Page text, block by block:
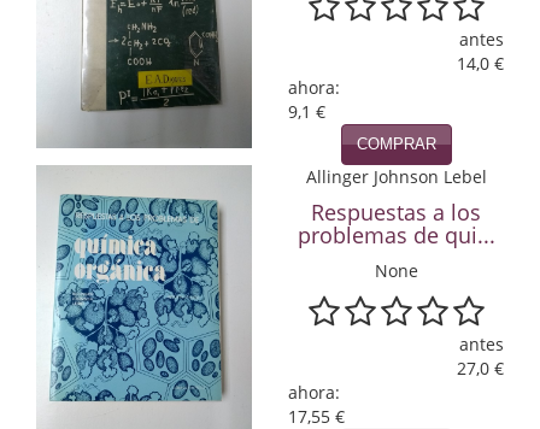
Ensayo literario
Filosofía
Guerra Civil Española
Historia
historia
Infantil y juvenil
antes
14,0 €
ahora:
9,1 €
COMPRAR
Allinger Johnson Lebel
Respuestas a los
problemas de qui...
None
antes
27,0 €
ahora:
17,55 €